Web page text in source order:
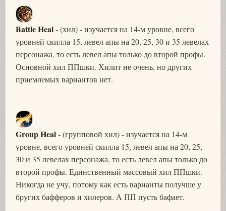
Battle Heal- (хил) - изучается на 14-м уровне, всего
уровней скилла 15, левел апы на 20, 25, 30 и 35 левелах
персонажа, то есть левел апы только до второй профы.
Основной хил ППшки. Хилит не очень, но других
приемлемых вариантов нет.
Group Heal- (групповой хил) - изучается на 14-м
уровне, всего уровней скилла 15, левел апы на 20, 25,
30 и 35 левелах персонажа, то есть левел апы только до
второй профы. Единственный массовый хил ППшки.
Никогда не учу, потому как есть варианты получше у
бругих бафферов и хилеров. А ПП пусть бафает.